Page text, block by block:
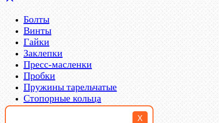
X
Болты
Винты
Гайки
Заклепки
Пресс-масленки
Пробки
Пружины тарельчатые
Стопорные кольца
Такелаж